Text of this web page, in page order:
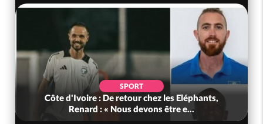
SPORT
Côte d'Ivoire : De retour chez les Eléphants,
Renard : « Nous devons être e...